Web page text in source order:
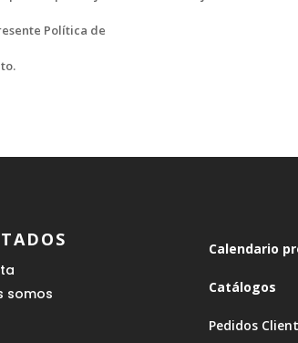
Política de
somos
Calendario
Catálogos
Pedidos